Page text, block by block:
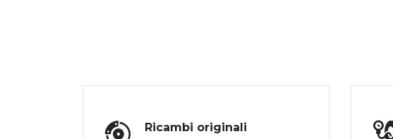
Ricambi originali